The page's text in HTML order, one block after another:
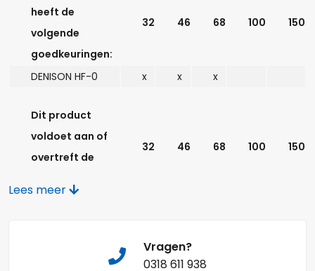
heeft de
volgende
goedkeuringen:
32 46 68 100 150
DENISON HF-0 x x x
Dit product
voldoet aan of
overtreft de
32 46 68 100 150
x x
Lees meer
Vragen?
0318 611 938
Opmerkingen:
Naam*